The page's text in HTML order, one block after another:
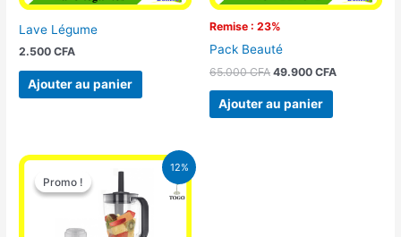
Lave Légume
2.500CFA
Ajouter au panier
Remise : 23%
Pack Beauté
65.000CFA 49.900 CFA
Ajouter au panier
12%
Promo !
Promo !
Le
prix
initial
était :
25.000 CFA.
Le
prix
actuel
est :